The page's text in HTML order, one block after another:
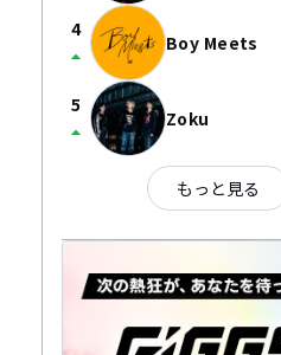
4
arrow_drop_up Boy Meets
5
arrow_drop_up Zoku
もっと見る